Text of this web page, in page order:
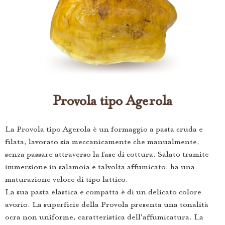
Provola tipo Agerola
La Provola tipo Agerola è un formaggio a pasta cruda e
filata, lavorato sia meccanicamente che manualmente,
senza passare attraverso la fase di cottura. Salato tramite
immersione in salamoia e talvolta affumicato, ha una
maturazione veloce di tipo lattico.
La sua pasta elastica e compatta è di un delicato colore
avorio. La superficie della Provola presenta una tonalità
ocra non uniforme, caratteristica dell'affumicatura. La